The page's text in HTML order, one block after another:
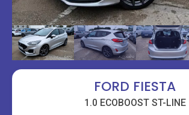
FORD FIESTA
1.0 ECOBOOST ST-LINE